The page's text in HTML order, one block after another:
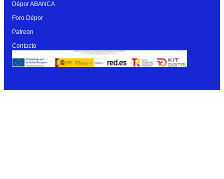
Dépor ABANCA
Foro Dépor
Patreon
Contacto